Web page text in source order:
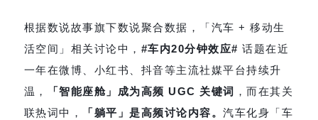
根据数说故事旗下数说聚合数据，「汽车 + 移动生
活空间」相关讨论中， #车内20分钟效应# 话题在近
一年在微博、小红书、抖音等主流社媒平台持续升
温，
「智能座舱」成为高频 UGC 关键词 ，而在其关
联热词中，
「躺平」是高频讨论内容。汽车化身「车